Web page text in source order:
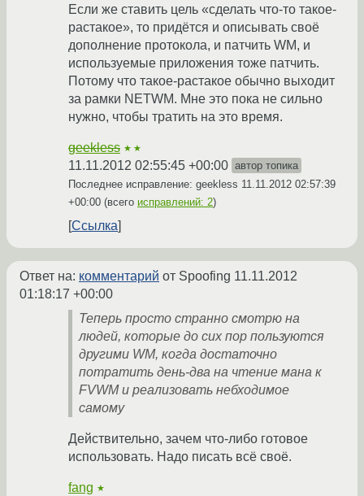
Если же ставить цель «сделать что-то такое-
растакое», то придётся и описывать своё
дополнение протокола, и патчить WM, и
используемые приложения тоже патчить.
Потому что такое-растакое обычно выходит
за рамки NETWM. Мне это пока не сильно
нужно, чтобы тратить на это время.
geekless ★★
11.11.2012 02:55:45 +00:00 автор топика
Последнее исправление: geekless 11.11.2012 02:57:39
+00:00 (всего исправлений: 2)
Ссылка
Ответ на: комментарий от Spoofing 11.11.2012
01:18:17 +00:00
Теперь просто странно смотрю на
людей, которые до сих пор пользуются
другими WM, когда достаточно
потратить день-два на чтение мана к
FVWM и реализовать небходимое
самому
Действительно, зачем что-либо готовое
использовать. Надо писать всё своё.
fang ★